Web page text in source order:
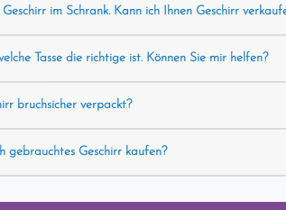
im Schrank. Kann ich Ihnen Geschirr
Tasse die richtige ist. Können Sie mir helfen?
bruchsicher verpackt?
gebrauchtes Geschirr kaufen?